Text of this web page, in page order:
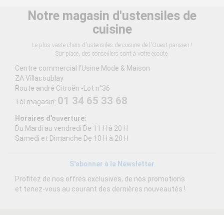
Notre magasin d'ustensiles de
cuisine
Le plus vaste choix d'ustensiles de cuisine de l'Ouest parisien !
Sur place, des conseillers sont à votre écoute.
Centre commercial l'Usine Mode & Maison
ZA Villacoublay
Route andré Citroën -Lot n°36
Tél magasin: 01 34 65 33 68
Horaires d'ouverture:
Du Mardi au vendredi De 11 H à 20 H
Samedi et Dimanche De 10 H à 20 H
S'abonner à la Newsletter
Profitez de nos offres exclusives, de nos promotions
et tenez-vous au courant des dernières nouveautés !